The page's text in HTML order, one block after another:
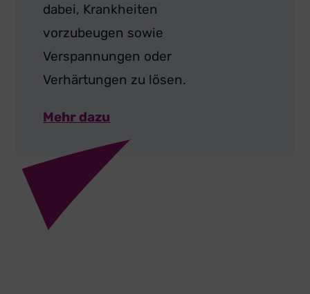
dabei, Krankheiten
vorzubeugen sowie
Verspannungen oder
Verhärtungen zu lösen.
Mehr dazu